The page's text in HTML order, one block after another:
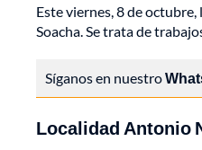
Este viernes, 8 de octubre,
Soacha. Se trata de
Síganos en nuestro
Localidad Antonio